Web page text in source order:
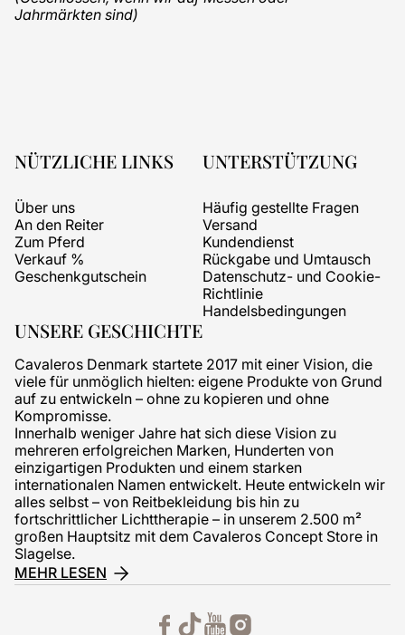
UNSERE GESCHICHTE
Cavaleros Denmark startete 2017 mit einer Vision, die
viele für unmöglich hielten: eigene Produkte von Grund
auf zu entwickeln – ohne zu kopieren und ohne
Kompromisse.
Innerhalb weniger Jahre hat sich diese Vision zu
mehreren erfolgreichen Marken, Hunderten von
einzigartigen Produkten und einem starken
internationalen Namen entwickelt. Heute entwickeln wir
alles selbst – von Reitbekleidung bis hin zu
fortschrittlicher Lichttherapie – in unserem 2.500 m²
großen Hauptsitz mit dem Cavaleros Concept Store in
Slagelse.
MEHR LESEN
Jahrmärkten sind)
NÜTZLICHE LINKS
Über uns
An den Reiter
Zum Pferd
Verkauf %
Geschenkgutschein
UNTERSTÜTZUNG
Häufig gestellte Fragen
Versand
Kundendienst
Rückgabe und Umtausch
Datenschutz- und Cookie-
Richtlinie
Handelsbedingungen